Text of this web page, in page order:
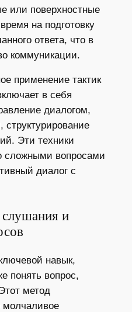
или поверхностные
на подготовку
ответа, что в
коммуникации.
применение тактик
в себя
диалогом,
структурирование
Эти техники
сложными вопросами
диалог с
слушания и
навык,
понять вопрос,
метод
молчаливое